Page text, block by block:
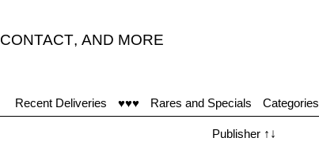
CONTACT, AND MORE
Recent Deliveries ♥♥♥ Rares and Specials Categories
Publisher ↑↓